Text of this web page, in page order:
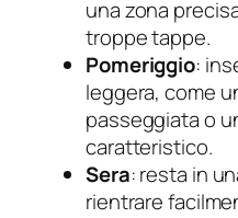
una zona
troppe tappe.
Pomeriggio:
leggera, come
passeggiata o
caratteristico.
Sera: resta in
rientrare